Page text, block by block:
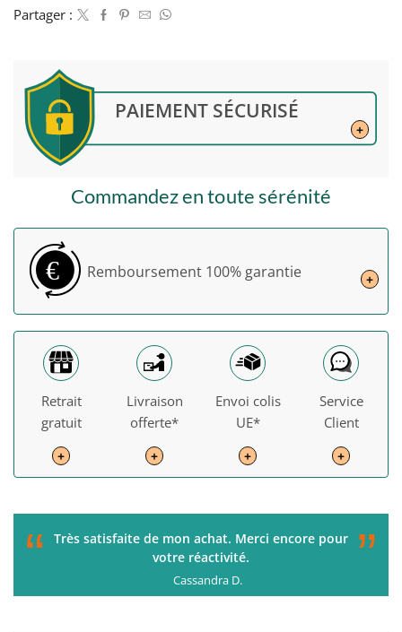
Partager :
PAIEMENT SÉCURISÉ
+
Commandez en toute sérénité
€ Remboursement 100% garantie +
Retrait
gratuit
+
Livraison
offerte*
+
Envoi colis
UE*
+
Service
Client
+
“
C'était parfait de la commande à la livraison. Je
recommande !
Gérard H. ”